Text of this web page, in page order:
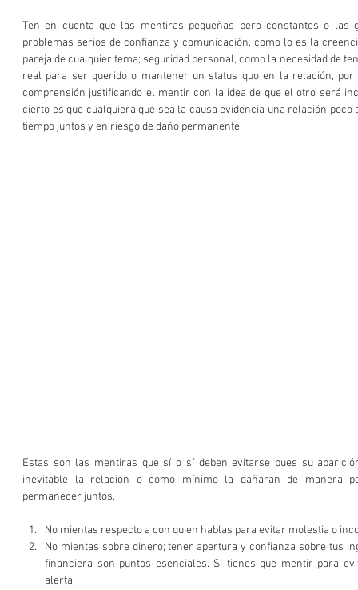
Ten en cuenta que las mentiras pequeñas pero constantes o las
problemas serios de confianza y comunicación, como lo es la
pareja de cualquier tema; seguridad personal, como la necesidad de
real para ser querido o mantener un status quo en la relación,
comprensión justificando el mentir con la idea de que el otro será
cierto es que cualquiera que sea la causa evidencia una relación
tiempo juntos y en riesgo de daño permanente.
Estas son las mentiras que sí o sí deben evitarse pues su
inevitable la relación o como mínimo la dañaran de manera
permanecer juntos.
No mientas respecto a con quien hablas para evitar molestia o
No mientas sobre dinero; tener apertura y confianza sobre tus
financiera son puntos esenciales. Si tienes que mentir para
alerta.